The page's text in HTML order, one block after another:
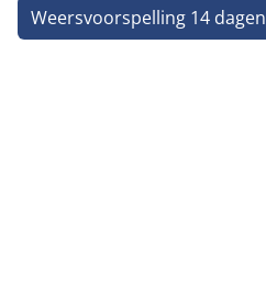
Weersvoorspelling 14 dagen